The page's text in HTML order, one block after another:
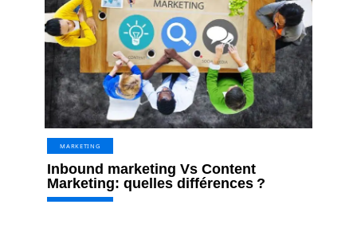
MARKETING
Inbound marketing Vs Content
Marketing: quelles différences ?